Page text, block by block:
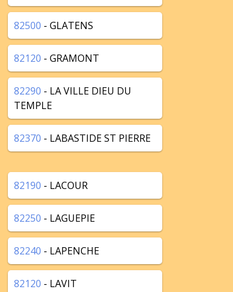
82500 - GLATENS
82120 - GRAMONT
82290 - LA VILLE DIEU DU
TEMPLE
82370 - LABASTIDE ST PIERRE
82190 - LACOUR
82250 - LAGUEPIE
82240 - LAPENCHE
82120 - LAVIT